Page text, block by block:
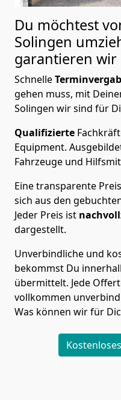
Du möchtest
Solingen
garantieren wir
Schnelle
gehen muss, mit
Solingen wir sind für
Qualifizierte
Equipment.
Fahrzeuge und
Eine transparente
sich aus den
Jeder Preis ist
dargestellt.
Unverbindliche und
bekommst Du
übermittelt. Jede
vollkommen
Was können wir für